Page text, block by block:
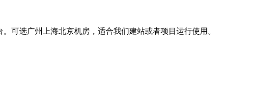
可选广州上海北京机房，适合我们建站或者项目运行使用。